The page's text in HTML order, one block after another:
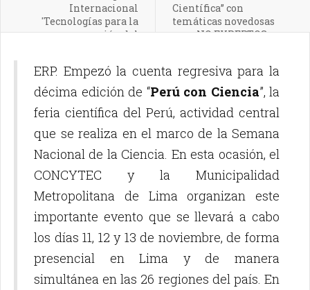
Internacional
'Tecnologías para la
conservación del
Científica” con
temáticas novedosas
para NO EXPERTOS en
ERP. Empezó la cuenta regresiva para la
décima edición de “Perú con Ciencia”, la
feria científica del Perú, actividad central
que se realiza en el marco de la Semana
Nacional de la Ciencia. En esta ocasión, el
CONCYTEC y la Municipalidad
Metropolitana de Lima organizan este
importante evento que se llevará a cabo
los días 11, 12 y 13 de noviembre, de forma
presencial en Lima y de manera
simultánea en las 26 regiones del país. En